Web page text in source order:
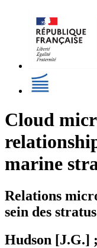
Cloud
marine
Relations
sein des
Hudson [J.G.]